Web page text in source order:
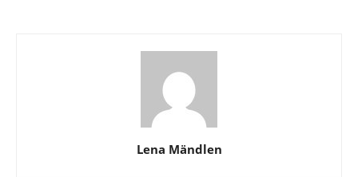
Lena Mändlen